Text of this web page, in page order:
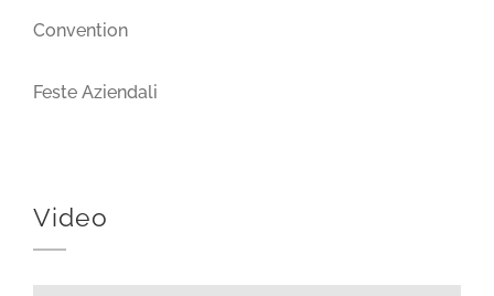
Convention
Feste Aziendali
Video